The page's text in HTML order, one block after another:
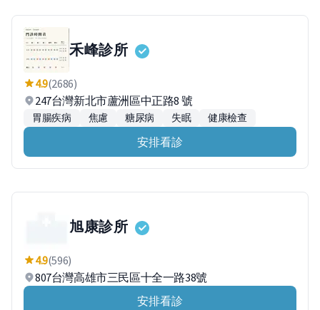
禾峰診所
4.9(2686)
247台灣新北市蘆洲區中正路8 號
胃腸疾病 焦慮 糖尿病 失眠 健康檢查
安排看診
旭康診所
4.9(596)
807台灣高雄市三民區十全一路38號
安排看診